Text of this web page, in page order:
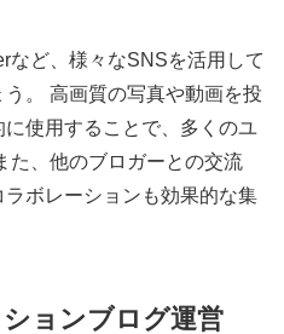
など、様々なSNSを活用して
。 高画質の写真や動画を投
使用することで、多くのユ
た、他のブロガーとの交流
ボレーションも効果的な集
ョンブログ運営